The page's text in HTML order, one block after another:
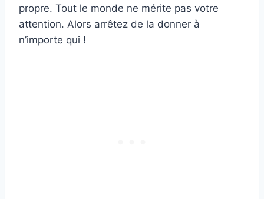
propre. Tout le monde ne mérite pas votre
attention. Alors arrêtez de la donner à
n’importe qui !